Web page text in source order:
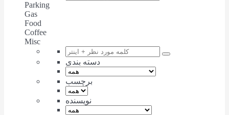
Parking
Gas
Food
Coffee
Misc
دسته بندی
برچسب
نویسنده